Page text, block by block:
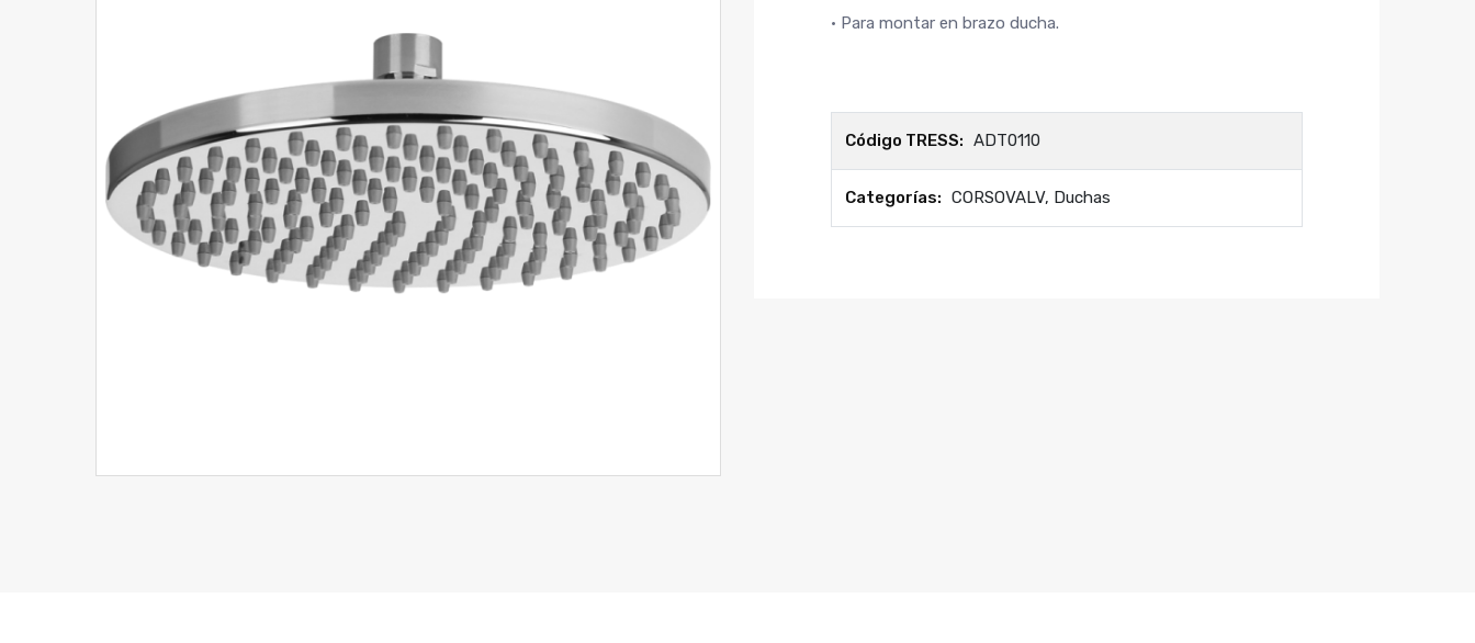
• Para montar en brazo ducha.
Código TRESS: ADT0110
Categorías: CORSOVALV, Duchas